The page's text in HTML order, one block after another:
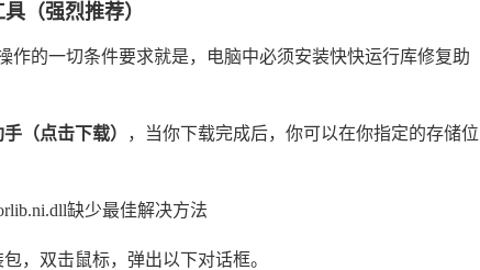
（强烈推荐）
作的一切条件要求就是，电脑中必须安装快快运行库修复助
（点击下载）
，当你下载完成后，你可以在你指定的存储位
，双击鼠标，弹出以下对话框。